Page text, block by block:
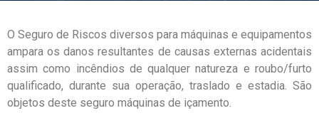
O Seguro de Riscos diversos para máquinas e equipamentos
ampara os danos resultantes de causas externas acidentais
assim como incêndios de qualquer natureza e roubo/furto
qualificado, durante sua operação, traslado e estadia. São
objetos deste seguro máquinas de içamento.